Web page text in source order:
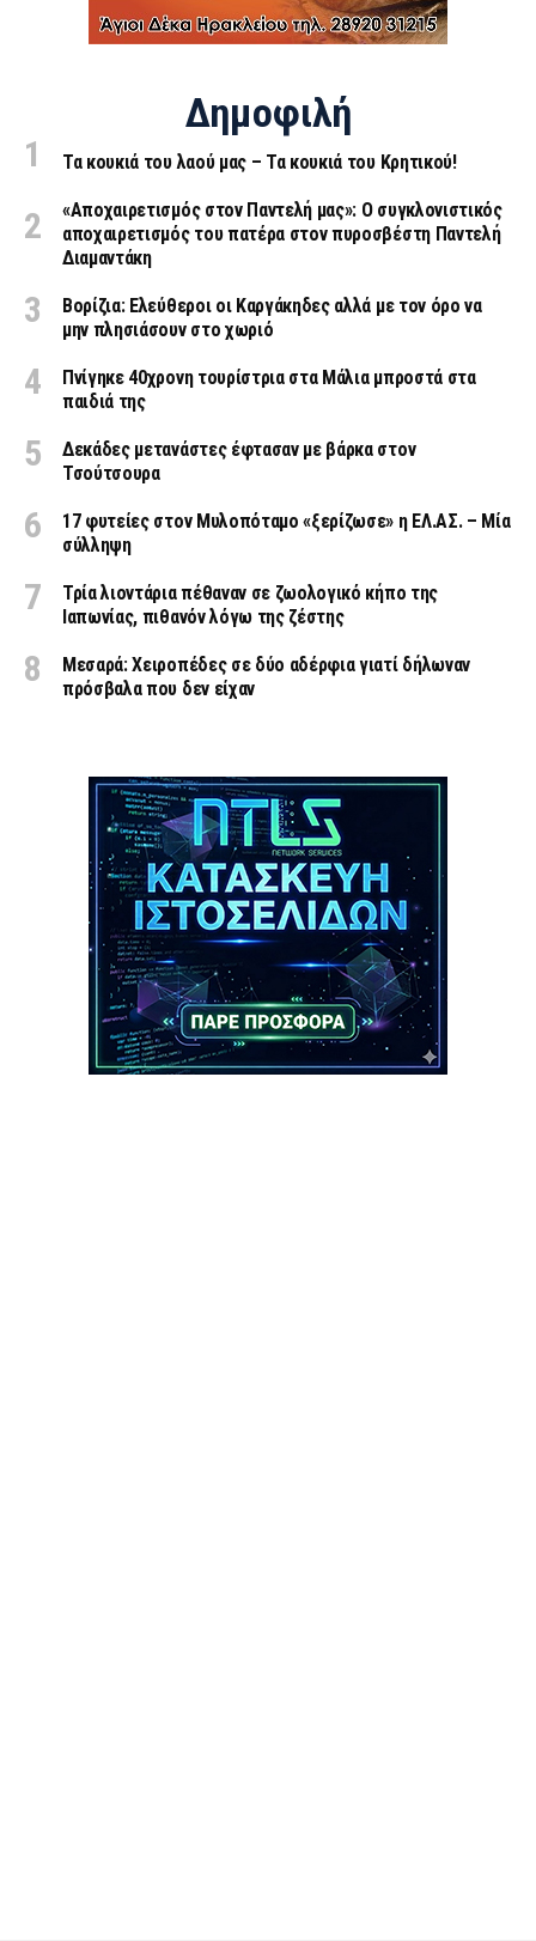
Δημοφιλή
Τα κουκιά του λαού μας – Τα κουκιά του Κρητικού!
«Aποχαιρετισμός στον Παντελή μας»: Ο συγκλονιστικός
αποχαιρετισμός του πατέρα στον πυροσβέστη Παντελή
Διαμαντάκη
Βορίζια: Ελεύθεροι οι Καργάκηδες αλλά με τον όρο να
μην πλησιάσουν στο χωριό
Πνίγηκε 40χρονη τουρίστρια στα Μάλια μπροστά στα
παιδιά της
Δεκάδες μετανάστες έφτασαν με βάρκα στον
Τσούτσουρα
17 φυτείες στον Μυλοπόταμο «ξερίζωσε» η ΕΛ.ΑΣ. – Μία
σύλληψη
Τρία λιοντάρια πέθαναν σε ζωολογικό κήπο της
Ιαπωνίας, πιθανόν λόγω της ζέστης
Μεσαρά: Χειροπέδες σε δύο αδέρφια γιατί δήλωναν
πρόσβαλα που δεν είχαν